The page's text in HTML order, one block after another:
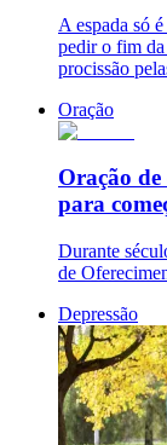
A espada só
pedir o fim
procissão
Oração
Oração
para
Durante
de
Depressão